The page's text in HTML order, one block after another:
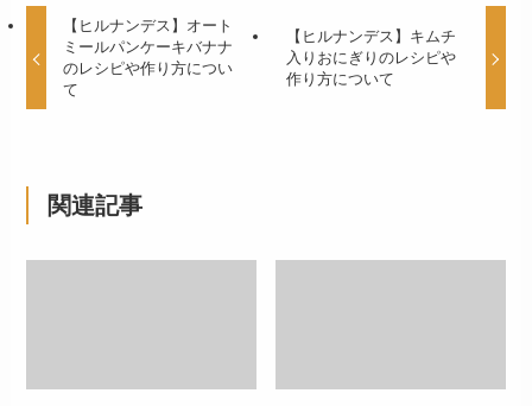
【ヒルナンデス】オート
ミールパンケーキバナナ
のレシピや作り方につい
て
【ヒルナンデス】キムチ
入りおにぎりのレシピや
作り方について
関連記事